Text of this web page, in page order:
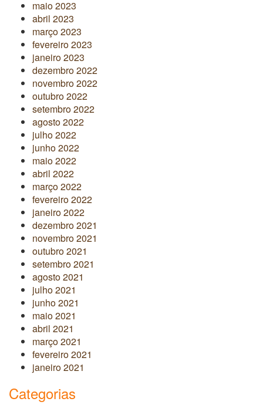
maio 2023
abril 2023
março 2023
fevereiro 2023
janeiro 2023
dezembro 2022
novembro 2022
outubro 2022
setembro 2022
agosto 2022
julho 2022
junho 2022
maio 2022
abril 2022
março 2022
fevereiro 2022
janeiro 2022
dezembro 2021
novembro 2021
outubro 2021
setembro 2021
agosto 2021
julho 2021
junho 2021
maio 2021
abril 2021
março 2021
fevereiro 2021
janeiro 2021
Categorias